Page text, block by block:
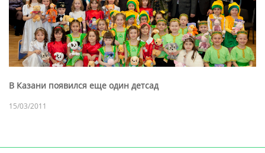
В Казани появился еще один детсад
15/03/2011